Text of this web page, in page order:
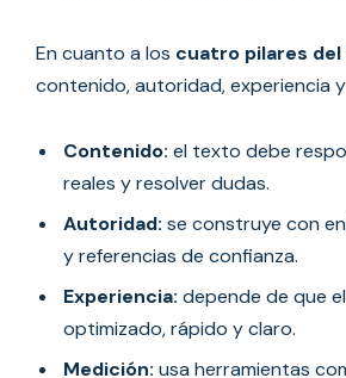
En cuanto a los cuatro pilares del
contenido, autoridad, experiencia
Contenido: el texto debe
reales y resolver dudas.
Autoridad: se construye con
y referencias de confianza.
Experiencia: depende de que
optimizado, rápido y claro.
Medición: usa herramientas